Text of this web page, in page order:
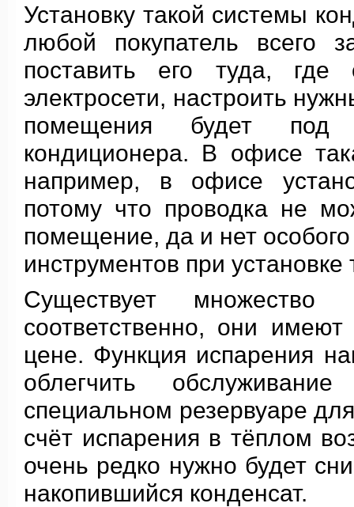
Установку такой системы
любой покупатель всего
поставить его туда,
электросети, настроить
помещения будет под
кондиционера. В офисе
например, в офисе
потому что проводка не
помещение, да и нет
инструментов при
Существует множество
соответственно, они
цене. Функция испарения
облегчить
специальном резервуаре
счёт испарения в тёплом
очень редко нужно будет
накопившийся конденсат.